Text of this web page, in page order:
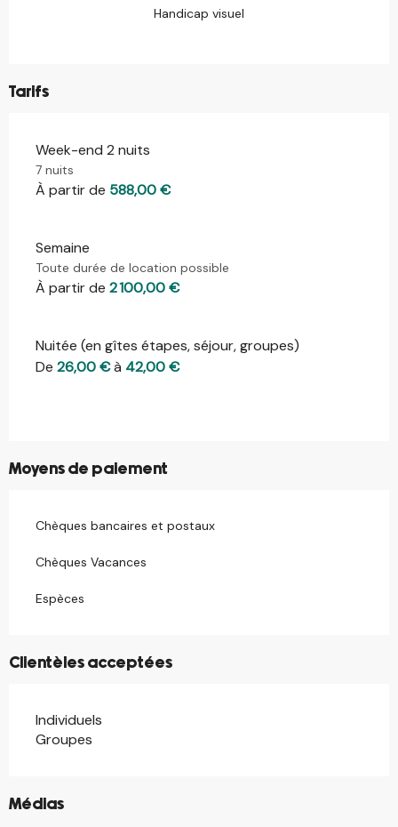
Handicap visuel
Tarifs
Tarifs 2026
Week-end 2 nuits
7 nuits
À partir de 588,00 €
Semaine
Toute durée de location possible
À partir de 2 100,00 €
Nuitée (en gîtes étapes, séjour, groupes)
De 26,00 €à 42,00 €
Moyens de paiement
Chèques bancaires et postaux
Chèques Vacances
Espèces
Clientèles acceptées
Individuels
Groupes
Médias
©
©